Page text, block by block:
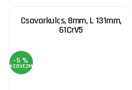
Csavarkulcs, 8mm, L 131mm,
61CrV5
-5 %
KEDVEZMÉNY